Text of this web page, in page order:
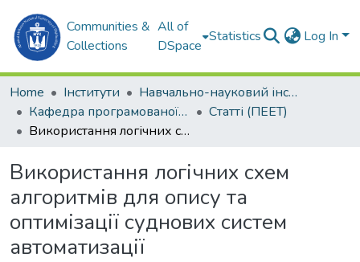
Communities &
Collections
All of
DSpace
Statistics Log In
Home Інститути
Навчально-науковий інститут автоматики та електротехніки (ННІАЕ)
Кафедра програмованої електроніки, електротехніки і телекомунікацій (ПЕЕТ)
Статті (ПЕЕТ)
Використання логічних схем алгоритмів для опису та оптимізації суднових систем автоматизації
Використання логічних схем
алгоритмів для опису та
оптимізації суднових систем
автоматизації